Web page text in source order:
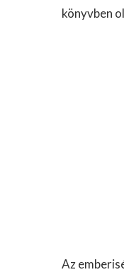
könyvben
Az